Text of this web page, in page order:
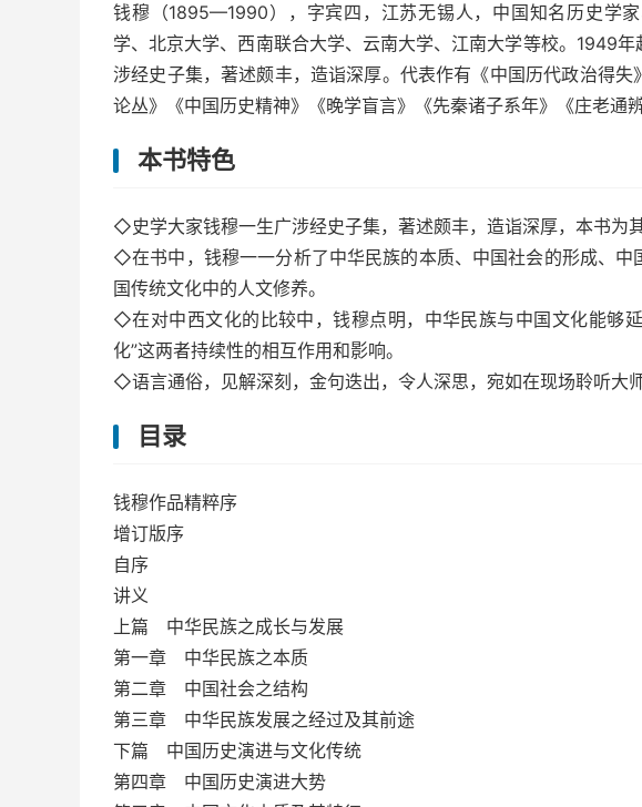
钱穆（1895—1990），字宾四，江苏无锡人，中国知名历史学
学、北京大学、西南联合大学、云南大学、江南大学等校。1949
涉经史子集，著述颇丰，造诣深厚。代表作有《中国历代政治得
论丛》《中国历史精神》《晚学盲言》《先秦诸子系年》《庄老通辨
本书特色
◇史学大家钱穆一生广涉经史子集，著述颇丰，造诣深厚，本书为其
◇在书中，钱穆一一分析了中华民族的本质、中国社会的形成、中
国传统文化中的人文修养。
◇在对中西文化的比较中，钱穆点明，中华民族与中国文化能够
化”这两者持续性的相互作用和影响。
◇语言通俗，见解深刻，金句迭出，令人深思，宛如在现场聆听大师
目录
钱穆作品精粹序
增订版序
自序
讲义
上篇 中华民族之成长与发展
第一章 中华民族之本质
第二章 中国社会之结构
第三章 中华民族发展之经过及其前途
下篇 中国历史演进与文化传统
第四章 中国历史演进大势